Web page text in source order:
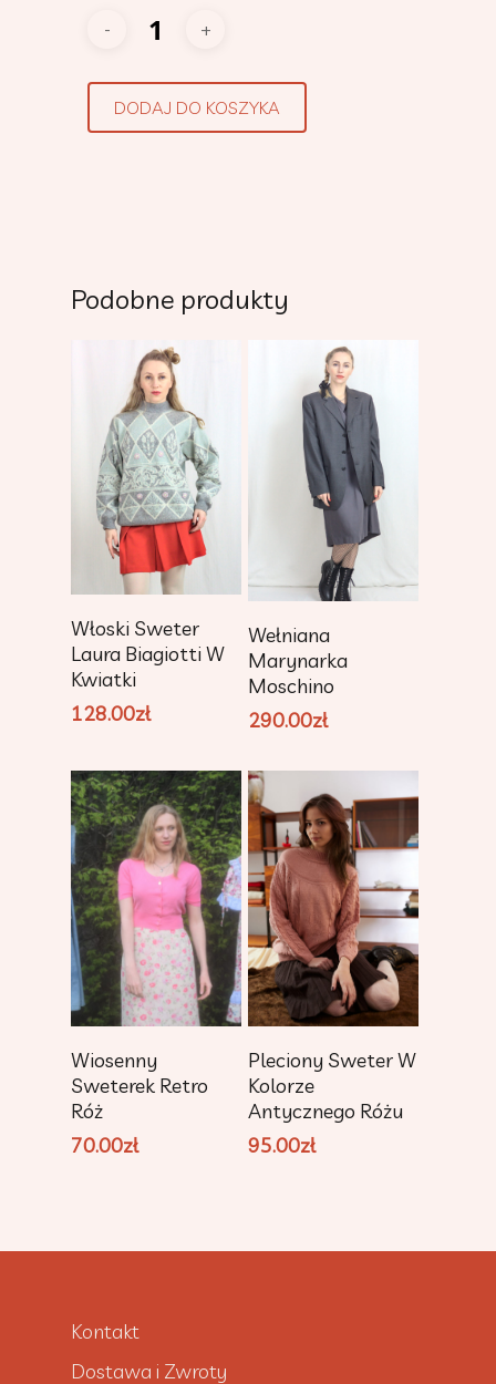
DODAJ DO KOSZYKA
Podobne produkty
Dodaj Do
Koszyka
Włoski Sweter
Laura Biagiotti W
Kwiatki
128.00zł
Koszyka
Wełniana
Marynarka
Moschino
290.00zł
Koszyka
Wiosenny
Sweterek Retro
Róż
70.00zł
Dodaj Do
Koszyka
Pleciony Sweter W
Kolorze
Antycznego Różu
95.00zł
Kontakt
Dostawa i Zwroty